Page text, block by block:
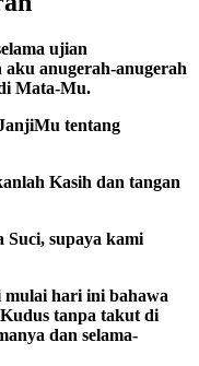
ujian
anugerah-anugerah
Mata-Mu.
tentang
Kasih dan tangan
Suci, supaya kami
mulai hari ini bahawa
tanpa takut di
dan selama-